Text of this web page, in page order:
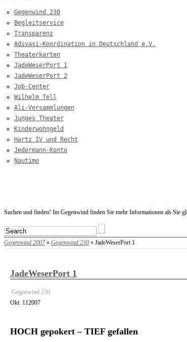
Gegenwind 230
Begleitservice
Transparenz
Adivasi-Koordination in Deutschland e.V.
Theaterkarten
JadeWeserPort 1
JadeWeserPort 2
Job-Center
Wilhelm Tell
Ali-Versammlungen
Junges Theater
Kinderwohngeld
Hartz IV und Recht
Jedermann-Konto
Nautimo
Startseite
Suchen und finden! Im Gegenwind finden Sie mehr Informationen als Sie
Gegenwind 2007» Gegenwind 230 » JadeWeserPort 1
JadeWeserPort 1
Gegenwind 230
Okt. 112007
HOCH gepokert – TIEF gefallen